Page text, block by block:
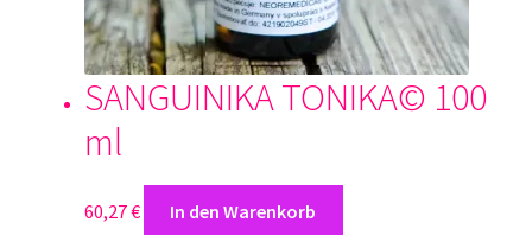
SANGUINIKA TONIKA© 100
ml
60,27€ In den Warenkorb